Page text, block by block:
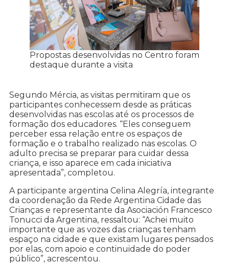
Propostas desenvolvidas no Centro foram
destaque durante a visita
Segundo Mércia, as visitas permitiram que os
participantes conhecessem desde as práticas
desenvolvidas nas escolas até os processos de
formação dos educadores. “Eles conseguem
perceber essa relação entre os espaços de
formação e o trabalho realizado nas escolas. O
adulto precisa se preparar para cuidar dessa
criança, e isso aparece em cada iniciativa
apresentada”, completou.
A participante argentina Celina Alegría, integrante
da coordenação da Rede Argentina Cidade das
Crianças e representante da Asociación Francesco
Tonucci da Argentina, ressaltou: “Achei muito
importante que as vozes das crianças tenham
espaço na cidade e que existam lugares pensados
por elas, com apoio e continuidade do poder
público”, acrescentou.